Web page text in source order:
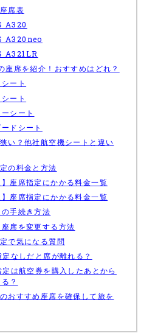
席表
A320
A320neo
A321LR
座席を紹介！おすすめはどれ？
ート
ート
シート
ドシート
い？他社航空機シートと違い
の料金と方法
】座席指定にかかる料金一覧
】座席指定にかかる料金一覧
手続き方法
席を変更する方法
で気になる質問
なしだと席が離れる？
は航空券を購入したあとから
？
おすすめ座席を確保して旅を